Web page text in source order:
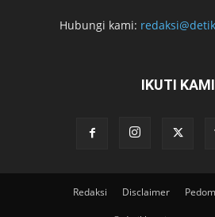
Hubungi kami:
IKUTI KAMI
Redaksi Disclaimer